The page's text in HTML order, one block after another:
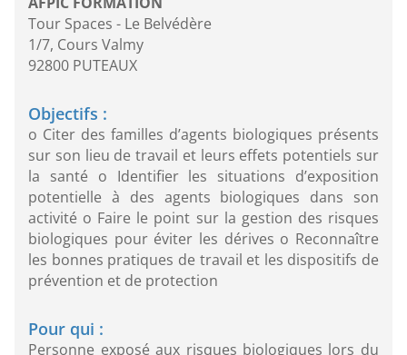
Tour Spaces - Le Belvédère
1/7, Cours Valmy
92800 PUTEAUX
Objectifs :
o Citer des familles d’agents biologiques présents
sur son lieu de travail et leurs effets potentiels sur
la santé o Identifier les situations d’exposition
potentielle à des agents biologiques dans son
activité o Faire le point sur la gestion des risques
biologiques pour éviter les dérives o Reconnaître
les bonnes pratiques de travail et les dispositifs de
prévention et de protection
Pour qui :
Personne exposé aux risques biologiques lors du